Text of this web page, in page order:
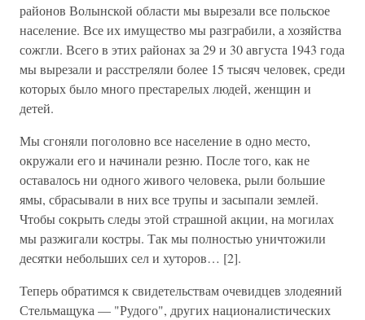
районов Волынской области мы вырезали все польское
население. Все их имущество мы разграбили, а хозяйства
сожгли. Всего в этих районах за 29 и 30 августа 1943 года
мы вырезали и расстреляли более 15 тысяч человек, среди
которых было много престарелых людей, женщин и
детей.
Мы сгоняли поголовно все население в одно место,
окружали его и начинали резню. После того, как не
оставалось ни одного живого человека, рыли большие
ямы, сбрасывали в них все трупы и засыпали землей.
Чтобы сокрыть следы этой страшной акции, на могилах
мы разжигали костры. Так мы полностью уничтожили
десятки небольших сел и хуторов… [2].
Теперь обратимся к свидетельствам очевидцев злодеяний
Стельмащука — "Рудого", других националистических